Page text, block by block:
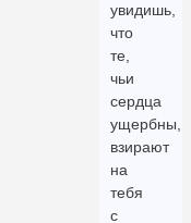
увидишь,
что
те,
чьи
сердца
ущербны,
взирают
на
тебя
с